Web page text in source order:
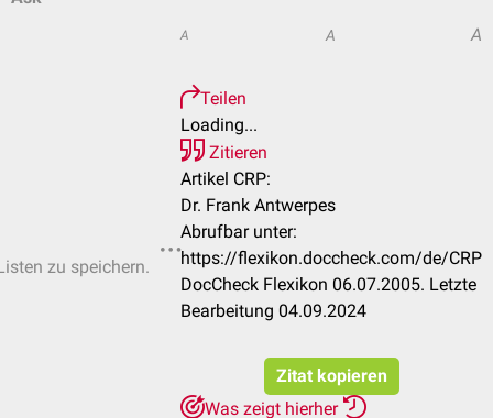
zu speichern.
A A A
Teilen
Loading...
Zitieren
Artikel CRP:
Dr. Frank Antwerpes
Abrufbar unter:
https://flexikon.doccheck.com/de/CRP
DocCheck Flexikon 06.07.2005. Letzte
Bearbeitung 04.09.2024
Zitat kopieren
Was zeigt hierher